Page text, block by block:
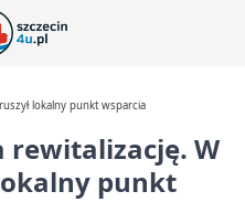
lokalny punkt wsparcia
rewitalizację. W
punkt